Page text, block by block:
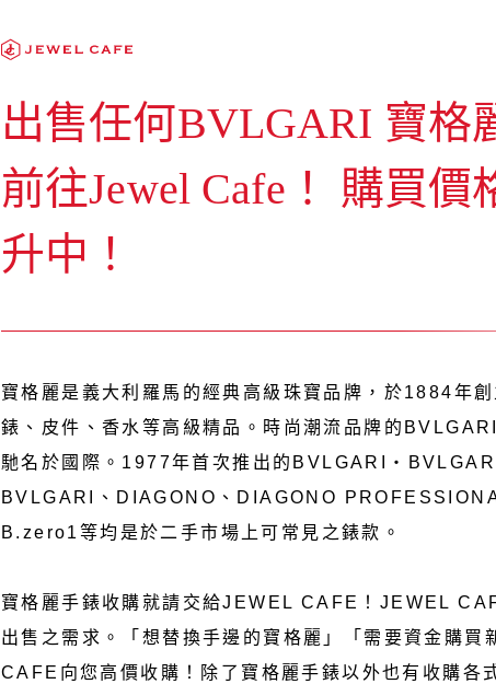
出售任何BVLGARI 寶格
前往Jewel Cafe！
購買價
升中！
寶格麗是義大利羅馬的經典高級珠寶品牌，於1884年
錶、皮件、香水等高級精品。時尚潮流品牌的
馳名於國際。1977年首次推出的
BVLGARI、DIAGONO、DIAGONO
B.zero1等均是於二手市場上可常見之錶款。
寶格麗手錶收購就請交給JEWEL CAFE！JEWEL
出售之需求。「想替換手邊的寶格麗」「需要資金購
CAFE向您高價收購！除了寶格麗手錶以外也有收購各